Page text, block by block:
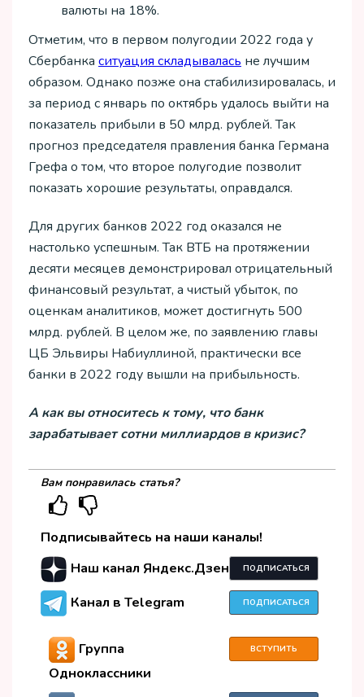
валюты на 18%.
Отметим, что в первом полугодии 2022 года у
Сбербанка ситуация складывалась не лучшим
образом. Однако позже она стабилизировалась, и
за период с январь по октябрь удалось выйти на
показатель прибыли в 50 млрд. рублей. Так
прогноз председателя правления банка Германа
Грефа о том, что второе полугодие позволит
показать хорошие результаты, оправдался.
Для других банков 2022 год оказался не
настолько успешным. Так ВТБ на протяжении
десяти месяцев демонстрировал отрицательный
финансовый результат, а чистый убыток, по
оценкам аналитиков, может достигнуть 500
млрд. рублей. В целом же, по заявлению главы
ЦБ Эльвиры Набиуллиной, практически все
банки в 2022 году вышли на прибыльность.
А как вы относитесь к тому, что банк
зарабатывает сотни миллиардов в кризис?
Вам понравилась статья?
Подписывайтесь на наши каналы!
Наш канал Яндекс.Дзен
ПОДПИСАТЬСЯ
Канал в Telegram ПОДПИСАТЬСЯ
Группа
Одноклассники
ВСТУПИТЬ